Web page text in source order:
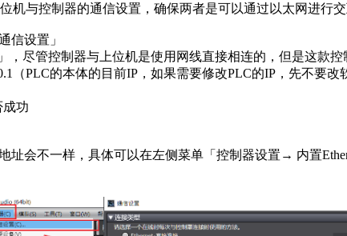
机与控制器的通信设置，确保两者是可以通过以太网进行交
信设置」
，尽管控制器与上位机是使用网线直接相连的，但是这款
（PLC的本体的目前IP，如果需要修改PLC的IP，先不要
成功
址会不一样，具体可以在左侧菜单「控制器设置→ 内置